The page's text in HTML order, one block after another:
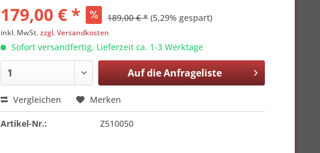
179,00 € * 189,00 € * (5,29% gespart)
inkl. MwSt.zzgl. Versandkosten
Sofort versandfertig, Lieferzeit ca. 1-3 Werktage
Auf dieAnfrageliste
Vergleichen Merken
Artikel-Nr.: Z510050